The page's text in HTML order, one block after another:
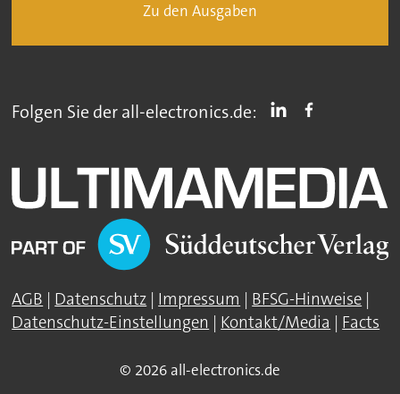
Zu den Ausgaben
Folgen Sie der all-electronics.de:
AGB | Datenschutz | Impressum | BFSG-Hinweise |
Datenschutz-Einstellungen | Kontakt/Media | Facts
© 2026 all-electronics.de